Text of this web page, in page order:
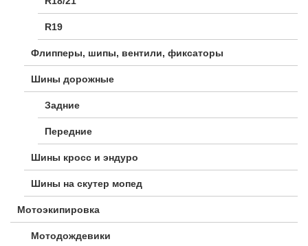
R19
Флипперы, шипы, вентили, фиксаторы
Шины дорожные
Задние
Передние
Шины кросс и эндуро
Шины на скутер мопед
Мотоэкипировка
Мотодождевики